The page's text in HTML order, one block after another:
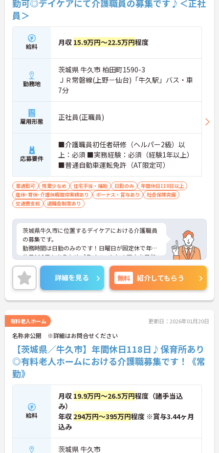
勤可◎デイケアにて介護職員の募集です♪＜正社
員＞
給料 月収 15.9万円～22.5万円程度
勤務地
茨城県 牛久市 柏田町1590-3
ＪＲ常磐線(上野－仙台)「牛久駅」バス・車
7分
雇用形態 正社員(正職員)
応募要件
■介護職員初任者研修（ヘルパー2級）以
上：必須 ■実務経験：必須（経験1年以上）
■普通自動車運転免許（AT限定可）
車通勤可 残業少なめ 住宅手当・補助 日勤のみ
年間休日110日以上
産休･育休･介護休暇取得実績あり
ボーナス・賞与あり
社会保険完備
交通費支給
退職金制度あり
茨城県牛久市に位置するデイケアにおける介護職員
の募集です。
勤務時間は日勤のみのです！日曜日が固定休で年間
休日118日もあるためプライベートとの両立を目指
す方におすすめの環境です◎しっかりとしたフォロ
ー体制で、経験に関わらず安心してスタートできま
す。
ご興味のある方には、面接対策ポイントなど、さら
に詳細をご案内しますのでお気軽にご相談くださ
詳細を見る 無料 紹介してもらう
有料老人ホーム 更新日：2026年01月20日
名称非公開 ※詳細はお問合せください
【茨城県／牛久市】年間休日118日♪保育所あり
◎有料老人ホームにおける介護職募集です！《常
勤》
給料
月収 19.9万円～26.5万円程度（諸手当込
み）
年収 294万円～395万円程度 ※賞与3.44ヶ月
込み
茨城県 牛久市